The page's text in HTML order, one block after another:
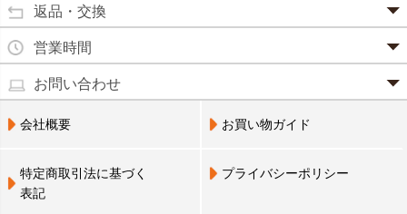
強心剤
目薬
水虫薬
痔の薬
尿トラブル
クロレラ
コラーゲン
ビフィズス
大豆イソフラボン
ブルーベリー
ビタミンC
代金引換
3,240円(税込)以上で手数料無料です。※ご注文者
用いただけません。
品、土日祝日、年末年始、弊社の休業日をはさむ場合は、4
～5営業日以上かかる場合もございます。
(営業日カレンダー参照)
※現在、救急箱・乳製品宅配をご利用のお客様は、担当営業
員によるお届けとさせていただきます。
通常商品
3,240円（税込）未満・・・
北海道・沖縄800円
送料無料
営業員お届け 送料無料
返品・交換
・お届け商品の交換・返品をご希望の場合は、
週間以内にメールまたはお電話にてご連絡ください。
・お客様のご都合による交換・返品の場合、送料はお客様負
担となります。また返金の際にかかる振込手数料はお客様の
・お届け商品に汚損・破損等があった場合には、送料は弊社
にて負担いたします。
営業時間
・営業時間は、9：00～17：00
となっております。（※土日祝祭日を除く）
・お電話でのご連絡は営業時間内にお願い致します。
お問い合わせ
電話でのお問い合わせ(平日9:00～17:00)
0798-33-9985
会社概要 お買い物ガイド
特定商取引法に基づく
表記
プライバシーポリシー